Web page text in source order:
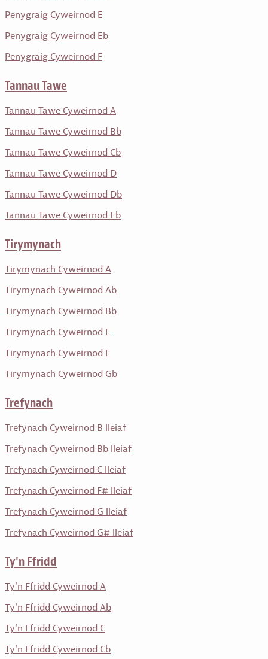
Penygraig Cyweirnod E
Penygraig Cyweirnod Eb
Penygraig Cyweirnod F
Tannau Tawe
Tannau Tawe Cyweirnod A
Tannau Tawe Cyweirnod Bb
Tannau Tawe Cyweirnod Cb
Tannau Tawe Cyweirnod D
Tannau Tawe Cyweirnod Db
Tannau Tawe Cyweirnod Eb
Tirymynach
Tirymynach Cyweirnod A
Tirymynach Cyweirnod Ab
Tirymynach Cyweirnod Bb
Tirymynach Cyweirnod E
Tirymynach Cyweirnod F
Tirymynach Cyweirnod Gb
Trefynach
Trefynach Cyweirnod B lleiaf
Trefynach Cyweirnod Bb lleiaf
Trefynach Cyweirnod C lleiaf
Trefynach Cyweirnod F# lleiaf
Trefynach Cyweirnod G lleiaf
Trefynach Cyweirnod G# lleiaf
Ty'n Ffridd
Ty'n Ffridd Cyweirnod A
Ty'n Ffridd Cyweirnod Ab
Ty'n Ffridd Cyweirnod C
Ty'n Ffridd Cyweirnod Cb